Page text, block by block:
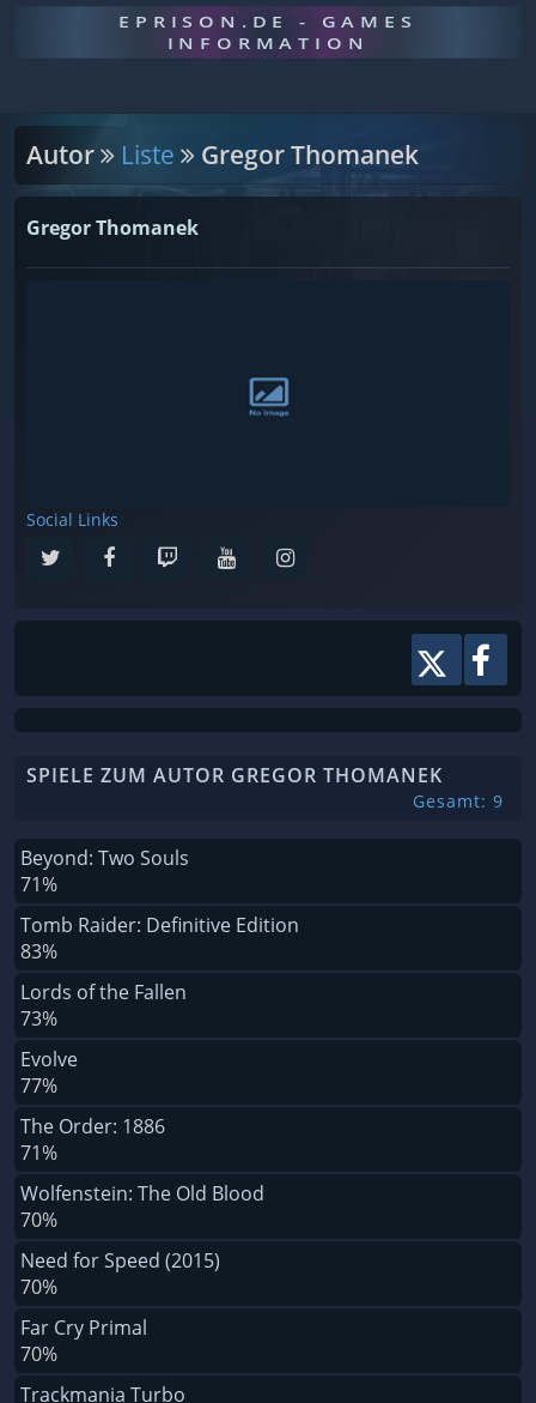
EPRISON.DE - GAMES
INFORMATION
Autor Liste Gregor Thomanek
Gregor Thomanek
Social Links
SPIELE ZUM AUTOR GREGOR THOMANEK
Gesamt: 9
Beyond: Two Souls
71%
Tomb Raider: Definitive Edition
83%
Lords of the Fallen
73%
Evolve
77%
The Order: 1886
71%
Wolfenstein: The Old Blood
70%
Need for Speed (2015)
70%
Far Cry Primal
70%
Trackmania Turbo